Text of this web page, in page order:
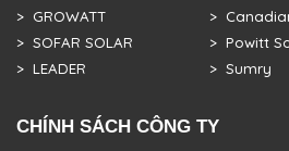
> GROWATT
> SOFAR SOLAR
> LEADER
>
> Powitt
> Sumry
CHÍNH SÁCH CÔNG TY